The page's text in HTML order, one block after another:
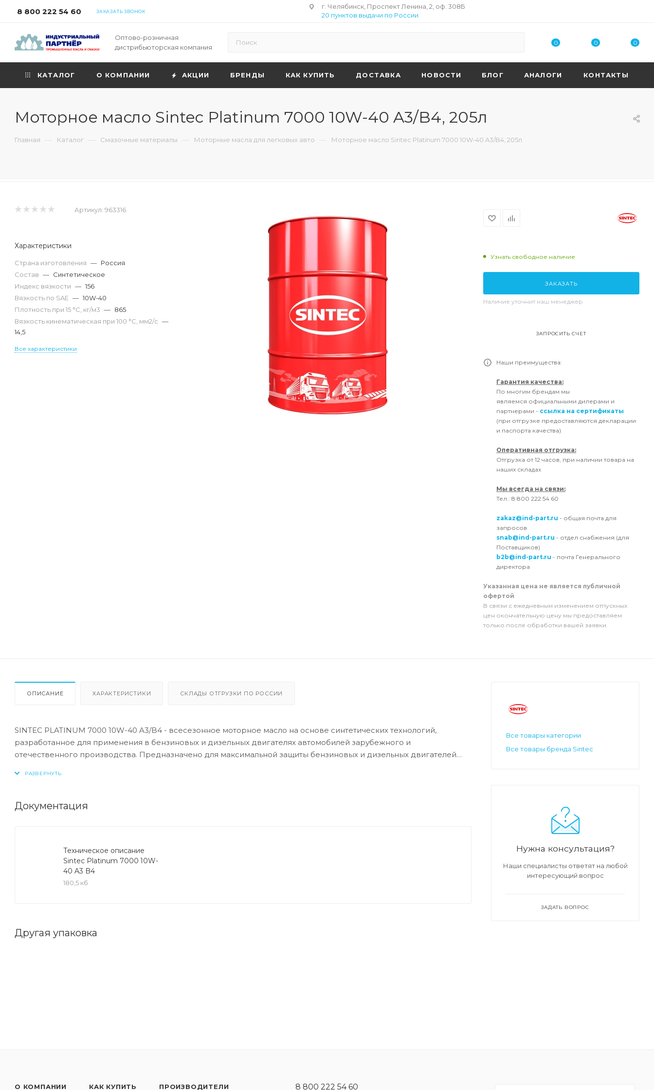
8 800 222 54 60 ЗАКАЗАТЬ ЗВОНОК
г. Челябинск, Проспект Ленина, 2, оф. 308Б
20 пунктов выдачи по России
Оптово-розничная
дистрибьюторская компания
0 0 0
КАТАЛОГ О КОМПАНИИ АКЦИИ БРЕНДЫ КАК КУПИТЬ ДОСТАВКА НОВОСТИ БЛОГ АНАЛОГИ КОНТАКТЫ
Моторное масло Sintec Platinum 7000 10W-40 A3/B4, 205л
Главная — Каталог — Смазочные материалы — Моторные масла для легковых авто — Моторное масло Sintec Platinum 7000 10W-40 A3/B4, 205л
Артикул: 963316
Характеристики
Страна изготовления — Россия
Состав — Синтетическое
Индекс вязкости — 156
Вязкость по SAE — 10W-40
Плотность при 15 °С, кг/м3 — 865
Вязкость кинематическая при 100 °С, мм2/с —
14,5
Все характеристики
Узнать свободное наличие
ЗАКАЗАТЬ
Наличие уточнит наш менеджер
ЗАПРОСИТЬ СЧЕТ
Наши преимущества:
Гарантия качества:
По многим брендам мы
являемся официальными дилерами и
партнерами - ссылка на сертификаты
(при отгрузке предоставляются декларации
и паспорта качества)
Оперативная отгрузка:
Отгрузка от 12 часов, при наличии товара на
наших складах
Мы всегда на связи:
Тел.: 8 800 222 54 60
zakaz@ind-part.ru - общая почта для
запросов
snab@ind-part.ru - отдел снабжения (для
Поставщиков)
b2b@ind-part.ru - почта Генерального
директора
Указанная цена не является публичной
офертой
В связи с ежедневным изменением отпускных
цен окончательную цену мы предоставляем
только после обработки вашей заявки.
ОПИСАНИЕ ХАРАКТЕРИСТИКИ СКЛАДЫ ОТГРУЗКИ ПО РОССИИ
SINTEC PLATINUM 7000 10W-40 A3/B4 - всесезонное моторное масло на основе синтетических технологий,
разработанное для применения в бензиновых и дизельных двигателях автомобилей зарубежного и
отечественного производства. Предназначено для максимальной защиты бензиновых и дизельных двигателей
автомобилей. Для широкого парка автомобилей с бензиновыми и дизельными двигателями где требуется масло
вязкостью SAE 10W-40 и уровня эксплуатационных свойств ACEA A3/B4, API SN, или ниже.
Преимущества:
Обеспечивают надежную защиту двигателя от износа в жестких условиях городского цикла
Документация
Техническое описание
Sintec Platinum 7000 10W-
40 A3 B4
180,5 кб
Другая упаковка
Все товары категории
Все товары бренда Sintec
Нужна консультация?
Наши специалисты ответят на любой
интересующий вопрос
ЗАДАТЬ ВОПРОС
О КОМПАНИИ КАК КУПИТЬ ПРОИЗВОДИТЕЛИ 8 800 222 54 60